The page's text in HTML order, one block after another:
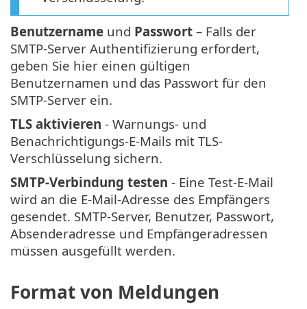
Benutzername und Passwort – Falls der
SMTP-Server Authentifizierung erfordert,
geben Sie hier einen gültigen
Benutzernamen und das Passwort für den
SMTP-Server ein.
TLS aktivieren - Warnungs- und
Benachrichtigungs-E-Mails mit TLS-
Verschlüsselung sichern.
SMTP-Verbindung testen - Eine Test-E-Mail
wird an die E-Mail-Adresse des Empfängers
gesendet. SMTP-Server, Benutzer, Passwort,
Absenderadresse und Empfängeradressen
müssen ausgefüllt werden.
Format von Meldungen